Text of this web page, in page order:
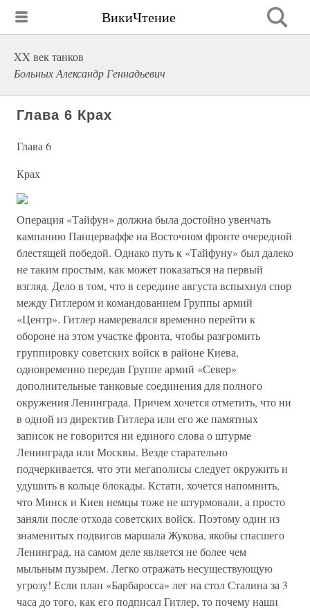
ВикиЧтение
XX век танков
Больных Александр Геннадьевич
Глава 6 Крах
Глава 6
Крах
Операция «Тайфун» должна была достойно увенчать
кампанию Панцерваффе на Восточном фронте очередной
блестящей победой. Однако путь к «Тайфуну» был далеко
не таким простым, как может показаться на первый
взгляд. Дело в том, что в середине августа вспыхнул спор
между Гитлером и командованием Группы армий
«Центр». Гитлер намеревался временно перейти к
обороне на этом участке фронта, чтобы разгромить
группировку советских войск в районе Киева,
одновременно передав Группе армий «Север»
дополнительные танковые соединения для полного
окружения Ленинграда. Причем хочется отметить, что ни
в одной из директив Гитлера или его же памятных
записок не говорится ни единого слова о штурме
Ленинграда или Москвы. Везде старательно
подчеркивается, что эти мегаполисы следует окружить и
удушить в кольце блокады. Кстати, хочется напомнить,
что Минск и Киев немцы тоже не штурмовали, а просто
заняли после отхода советских войск. Поэтому один из
знаменитых подвигов маршала Жукова, якобы спасшего
Ленинград, на самом деле является не более чем
мыльным пузырем. Легко отражать несуществующую
угрозу! Если план «Барбаросса» лег на стол Сталина за 3
часа до того, как его подписал Гитлер, то почему наши